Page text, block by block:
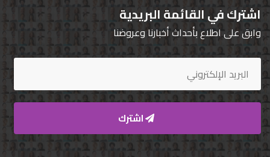
اشترك في القائمة البريدية
وابق على اطلاع بأحداث أخبارنا وعروضنا
اشترك